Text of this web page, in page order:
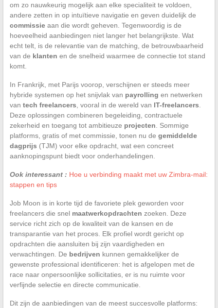
om zo nauwkeurig mogelijk aan elke specialiteit te voldoen,
andere zetten in op intuïtieve navigatie en geven duidelijk de
commissieaan die wordt geheven. Tegenwoordig is de
hoeveelheid aanbiedingen niet langer het belangrijkste. Wat
echt telt, is de relevantie van de matching, de betrouwbaarheid
van de klanten en de snelheid waarmee de connectie tot stand
komt.
In Frankrijk, met Parijs voorop, verschijnen er steeds meer
hybride systemen op het snijvlak van payrolling en netwerken
van tech freelancers , vooral in de wereld van IT-freelancers
Deze oplossingen combineren begeleiding, contractuele
zekerheid en toegang tot ambitieuze projecten . Sommige
platforms, gratis of met commissie, tonen nu de gemiddelde
dagprijs (TJM) voor elke opdracht, wat een concreet
aanknopingspunt biedt voor onderhandelingen.
Ook interessant : Hoe u verbinding maakt met uw Zimbra-mail:
stappen en tips
Job Moon is in korte tijd de favoriete plek geworden voor
freelancers die snel maatwerkopdrachten zoeken. Deze
service richt zich op de kwaliteit van de kansen en de
transparantie van het proces. Elk profiel wordt gericht op
opdrachten die aansluiten bij zijn vaardigheden en
verwachtingen. De bedrijven kunnen gemakkelijker de
gewenste professional identificeren: het is afgelopen met de
race naar onpersoonlijke sollicitaties, er is nu ruimte voor
verfijnde selectie en directe communicatie.
Dit zijn de aanbiedingen van de meest succesvolle platforms: